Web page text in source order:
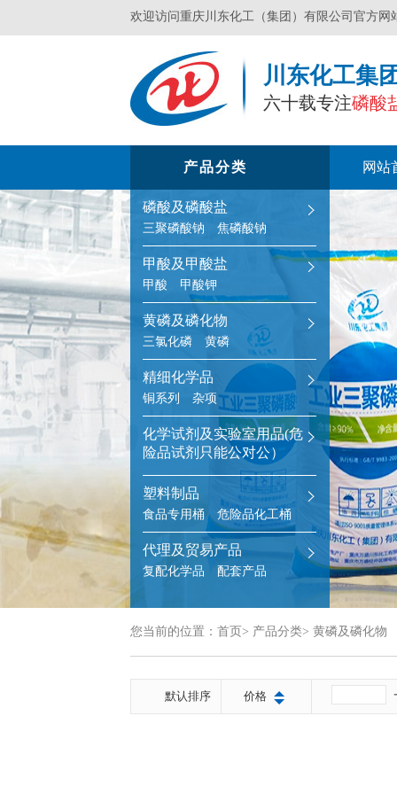
欢迎访问重庆川东化工（集团）有限公司官方网
川东化工集
六十载专注磷酸
产品分类
磷酸及磷酸盐
三聚磷酸钠 焦磷酸钠
甲酸及甲酸盐
甲酸 甲酸钾
黄磷及磷化物
三氯化磷 黄磷
精细化学品
铜系列 杂项
化学试剂及实验室用品(危
险品试剂只能公对公）
塑料制品
食品专用桶 危险品化工桶
代理及贸易产品
复配化学品 配套产品
网站
您当前的位置： 首页 > 产品分类> 黄磷及磷化物
默认排序 价格